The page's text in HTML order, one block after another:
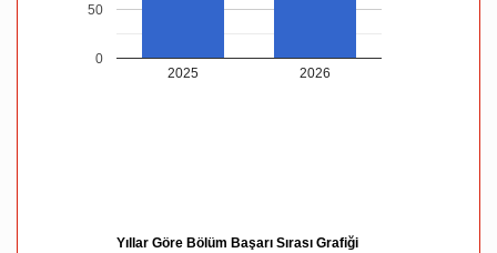
2025 2026
0
50
Yıllar Göre Bölüm Başarı Sırası Grafiği